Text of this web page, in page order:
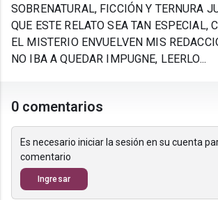
SOBRENATURAL, FICCIÓN Y TERNURA
QUE ESTE RELATO SEA TAN ESPECIAL,
EL MISTERIO ENVUELVEN MIS
NO IBA A QUEDAR IMPUGNE, LEERLO...
0 comentarios
Es necesario iniciar la sesión en su cuenta
comentario
Ingresar